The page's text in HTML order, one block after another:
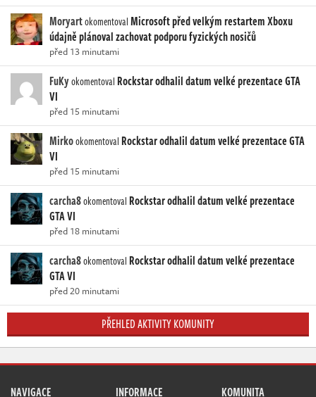
MoryartokomentovalMicrosoft před velkým restartem Xboxu
údajně plánoval zachovat podporu fyzických nosičů
před 13 minutami
FuKyokomentoval Rockstar odhalil datum velké prezentace GTA
VI
před 15 minutami
Mirkookomentoval Rockstar odhalil datum velké prezentace GTA
VI
před 15 minutami
carcha8okomentoval Rockstar odhalil datum velké prezentace
GTA VI
před 18 minutami
carcha8okomentoval Rockstar odhalil datum velké prezentace
GTA VI
před 20 minutami
PŘEHLED AKTIVITY KOMUNITY
NAVIGACE INFORMACE KOMUNITA